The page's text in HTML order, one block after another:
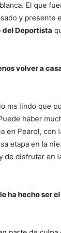
El que
y presente
del Deportista
volver a
ms lindo que
haber
en Pearol, con
etapa en la
de disfrutar en
ha hecho ser